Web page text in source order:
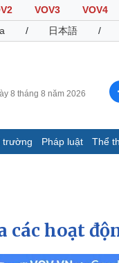
VOV3 VOV4
/ 日本語 /
8 tháng 8 năm 2026
trường Pháp luật Thể
hoạt